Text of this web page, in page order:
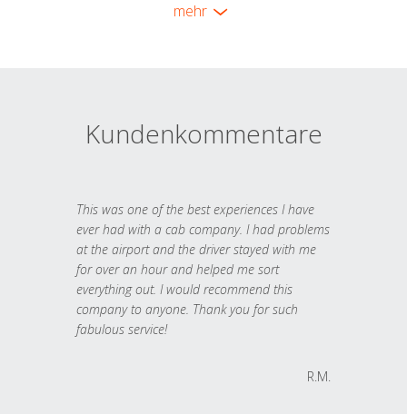
mehr
Kundenkommentare
This was one of the best experiences I have
ever had with a cab company. I had problems
at the airport and the driver stayed with me
for over an hour and helped me sort
everything out. I would recommend this
company to anyone. Thank you for such
fabulous service!
R.M.